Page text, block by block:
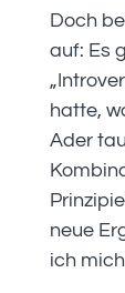
Doch
auf: Es
hatte,
Ader
neue
ich